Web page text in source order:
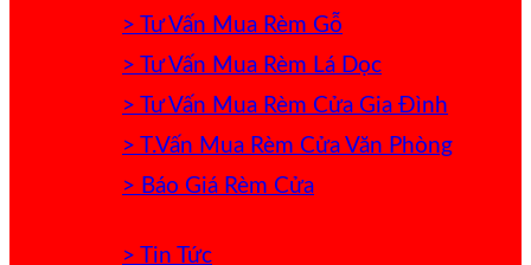
> Tư Vấn Mua Rèm Gỗ
> Tư Vấn Mua Rèm Lá Dọc
> Tư Vấn Mua Rèm Cửa Gia Đình
> T.Vấn Mua Rèm Cửa Văn Phòng
> Báo Giá Rèm Cửa
> Tin Tức